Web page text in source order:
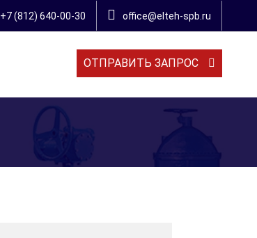
+7 (812) 640-00-30 office@elteh-spb.ru
ОТПРАВИТЬ ЗАПРОС